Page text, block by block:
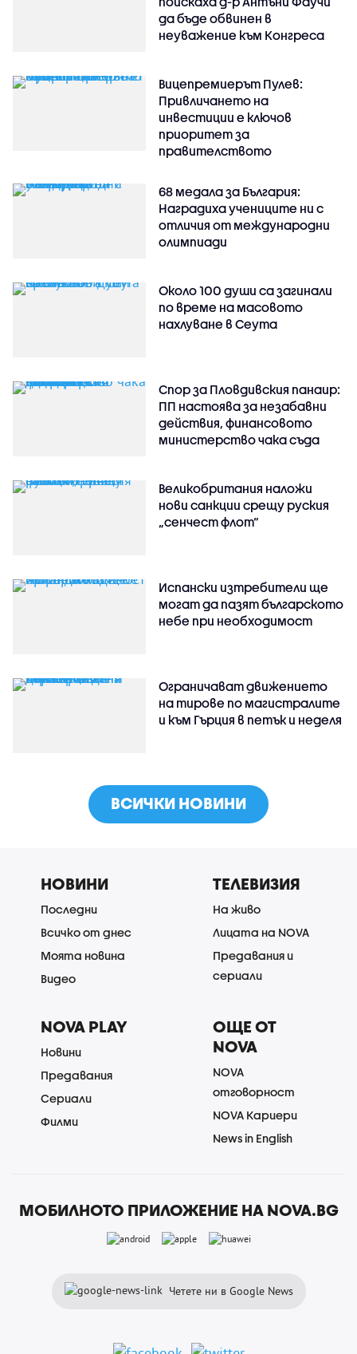
да бъде обвинен в
неуважение към Конгреса
Вицепремиерът Пулев:
Привличането на
инвестиции е ключов
приоритет за
правителството
68 медала за България:
Наградиха учениците ни с
отличия от международни
олимпиади
Около 100 души са загинали
по време на масовото
нахлуване в Сеута
Спор за Пловдивския панаир:
ПП настоява за незабавни
действия, финансовото
министерство чака съда
Великобритания наложи
нови санкции срещу руския
„сенчест флот“
Испански изтребители ще
могат да пазят българското
небе при необходимост
Ограничават движението
на тирове по магистралите
и към Гърция в петък и неделя
ВСИЧКИ НОВИНИ
НОВИНИ
Последни
Всичко от днес
Моята новина
Видео
ТЕЛЕВИЗИЯ
На живо
Лицата на NOVA
Предавания и
сериали
NOVA PLAY
Новини
Предавания
Сериали
Филми
ОЩЕ ОТ
NOVA
NOVA
отговорност
NOVA Кариери
News in English
МОБИЛНОТО ПРИЛОЖЕНИЕ НА NOVA.BG
Четете ни в Google News